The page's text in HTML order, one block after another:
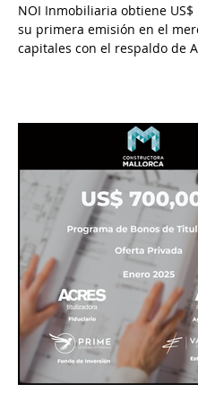
NOI Inmobiliaria obtiene US$
su primera emisión en el
capitales con el respaldo de